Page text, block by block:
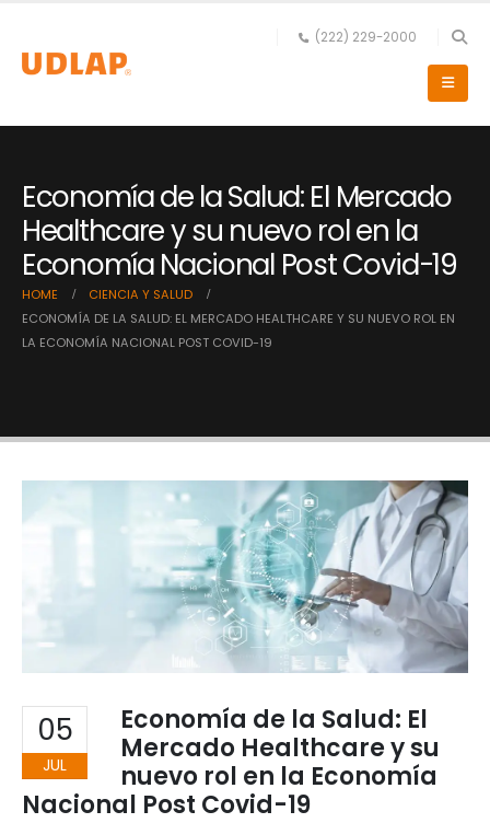
(222) 229-2000
Economía de la Salud: El Mercado
Healthcare y su nuevo rol en la
Economía Nacional Post Covid-19
HOME
CIENCIA Y SALUD
ECONOMÍA DE LA SALUD: EL MERCADO HEALTHCARE Y SU NUEVO ROL EN
LA ECONOMÍA NACIONAL POST COVID-19
05
JUL
Economía de la Salud: El
Mercado Healthcare y su
nuevo rol en la Economía
Nacional Post Covid-19